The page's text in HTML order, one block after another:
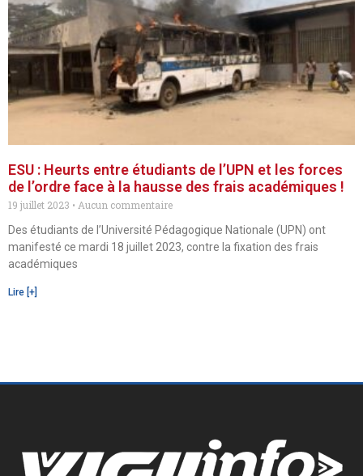
ESU : Heurts entre étudiants de l’UPN et les forces
de l’ordre face à la hausse des frais académiques !
19 juillet 2023
Aucun commentaire
Des étudiants de l’Université Pédagogique Nationale (UPN) ont
manifesté ce mardi 18 juillet 2023, contre la fixation des frais
académiques
Lire [+]